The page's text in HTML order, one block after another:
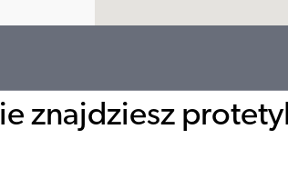
znajdziesz